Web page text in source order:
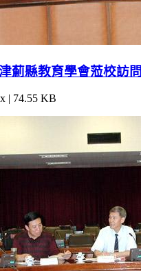
薊縣教育學會蒞校訪問
| 74.55 KB